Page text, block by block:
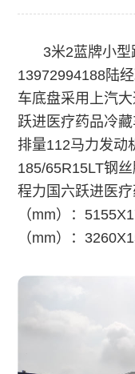
3米2蓝牌小
13972994188陆
车底盘采用上汽
跃进医疗药品冷
排量112马力发动
185/65R15LT钢
程力国六跃进医
（mm）：
（mm）：